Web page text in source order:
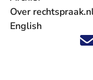
Volg ons op X
Volg ons op
Volg ons
VolgVolg
Over
English